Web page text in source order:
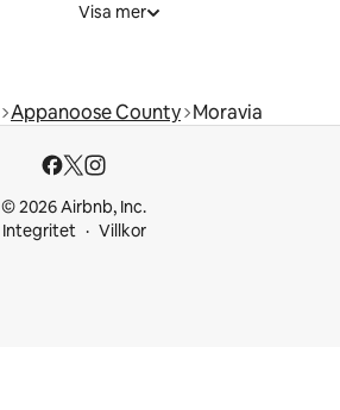
Visa mer
Appanoose County Moravia
© 2026 Airbnb, Inc.
Integritet
Villkor